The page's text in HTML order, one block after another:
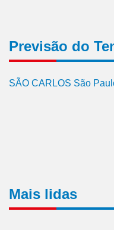
Previsão do
SÃO CARLOS São
Mais lidas